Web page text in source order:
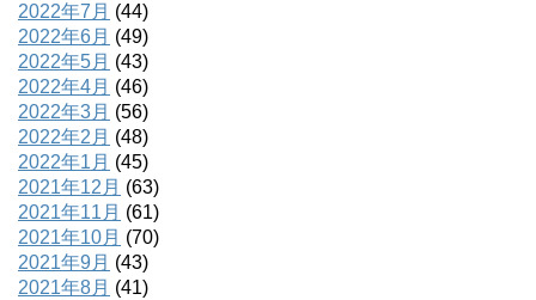
2022年7月 (44)
2022年6月 (49)
2022年5月 (43)
2022年4月 (46)
2022年3月 (56)
2022年2月 (48)
2022年1月 (45)
2021年12月 (63)
2021年11月 (61)
2021年10月 (70)
2021年9月 (43)
2021年8月 (41)